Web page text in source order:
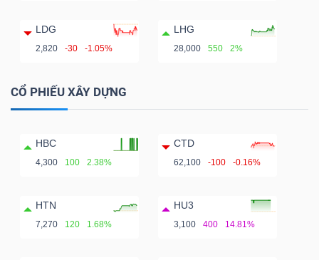
LDG
2,820 -30 -1.05%
LHG
28,000 550 2%
CỔ PHIẾU XÂY DỰNG
HBC
4,300 100 2.38%
CTD
62,100 -100 -0.16%
HTN
7,270 120 1.68%
HU3
3,100 400 14.81%